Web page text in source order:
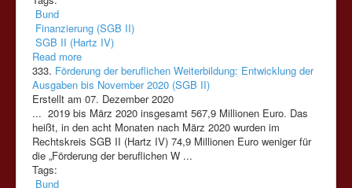
Bund
Finanzierung (SGB II)
SGB II (Hartz IV)
Read more
333. Förderung der beruflichen Weiterbildung: Entwicklung der
Ausgaben bis November 2020 (SGB II)
Erstellt am 07. Dezember 2020
... 2019 bis März 2020 insgesamt 567,9 Millionen Euro. Das
heißt, in den acht Monaten nach März 2020 wurden im
Rechtskreis SGB II (Hartz IV) 74,9 Millionen Euro weniger für
die „Förderung der beruflichen W ...
Tags:
Bund